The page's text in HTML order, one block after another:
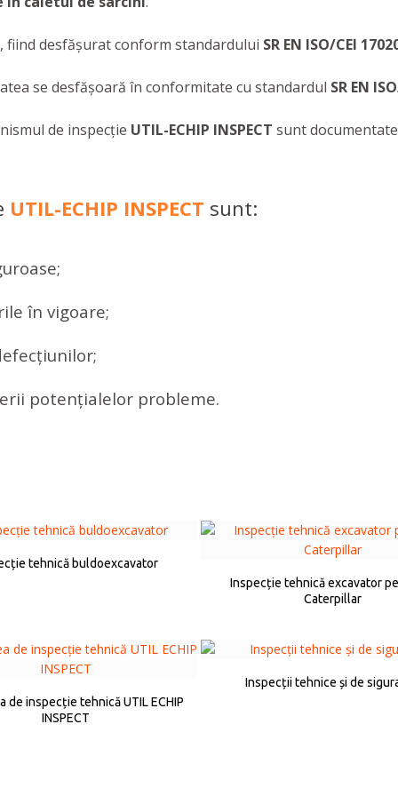
, fiind desfăşurat conform standardului SR EN ISO/CEI
se desfăşoară în conformitate cu standardul SR EN
de inspecție UTIL-ECHIP INSPECT sunt
UTIL-ECHIP INSPECT sunt:
în vigoare;
potențialelor probleme.
tehnică buldoexcavator
Inspecție tehnică excavator
Caterpillar
de inspecție tehnică UTIL ECHIP
INSPECT
Inspecții tehnice și de